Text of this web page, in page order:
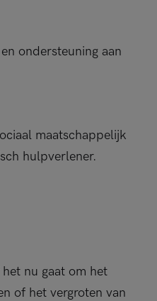
ondersteuning aan
maatschappelijk
hulpverlener.
nu gaat om het
of het vergroten van